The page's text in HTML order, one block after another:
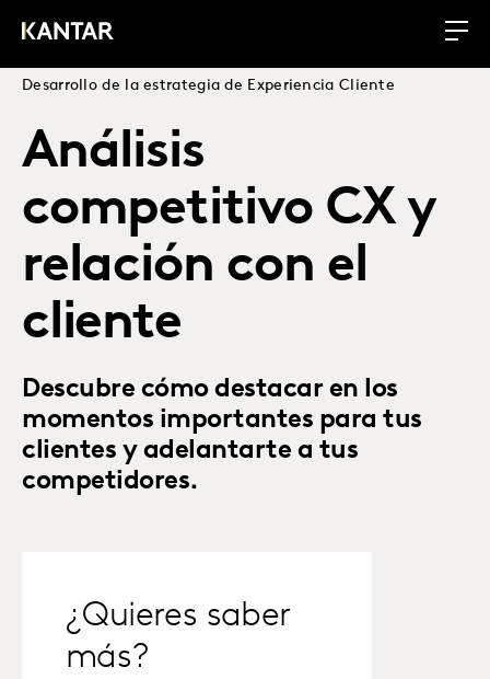
Desarrollo de la estrategia de Experiencia Cliente
Análisis
competitivo CX y
relación con el
cliente
Descubre cómo destacar en los
momentos importantes para tus
clientes y adelantarte a tus
competidores.
¿Quieres saber
más?